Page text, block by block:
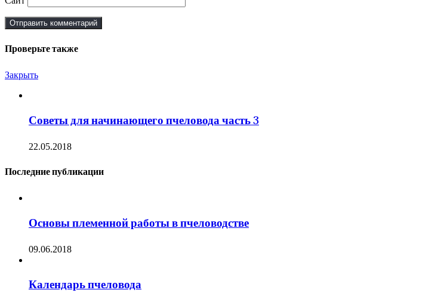
Проверьте также
Закрыть
Советы для начинающего пчеловода часть 3
22.05.2018
Последние публикации
Основы племенной работы в пчеловодстве
09.06.2018
Календарь пчеловода